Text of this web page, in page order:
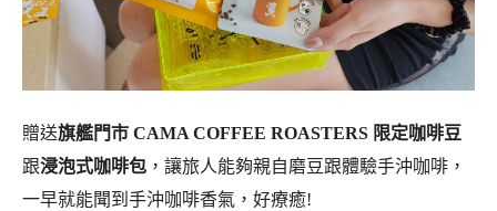
贈送旗艦門市 CAMA COFFEE ROASTERS 限定咖啡豆
跟浸泡式咖啡包 ，讓旅人能夠親自磨豆跟體驗手沖咖啡，
一早就能聞到手沖咖啡香氣，好療癒!